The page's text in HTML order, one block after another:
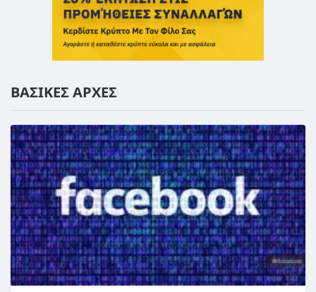
ΒΑΣΙΚΕΣ ΑΡΧΕΣ